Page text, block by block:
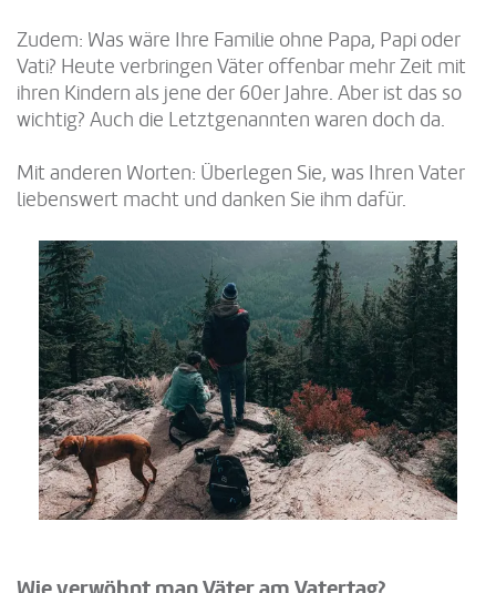
Zudem: Was wäre Ihre Familie ohne Papa, Papi oder
Vati? Heute verbringen Väter offenbar mehr Zeit mit
ihren Kindern als jene der 60er Jahre. Aber ist das so
wichtig? Auch die Letztgenannten waren doch da.
Mit anderen Worten: Überlegen Sie, was Ihren Vater
liebenswert macht und danken Sie ihm dafür.